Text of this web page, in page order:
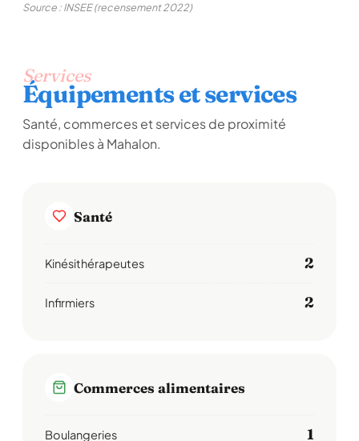
Source : INSEE (recensement 2022)
Services
Équipements et services
Santé, commerces et services de proximité
disponibles à Mahalon.
Santé
Kinésithérapeutes 2
Infirmiers 2
Commerces alimentaires
Boulangeries 1